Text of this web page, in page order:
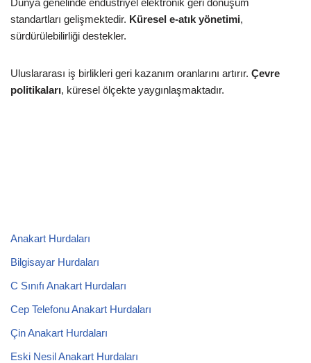
standartları gelişmektedir. Küresel e-atık yönetimi,
sürdürülebilirliği destekler.
Uluslararası iş birlikleri geri kazanım oranlarını artırır. Çevre
politikaları, küresel ölçekte yaygınlaşmaktadır.
Anakart Hurdaları
Bilgisayar Hurdaları
C Sınıfı Anakart Hurdaları
Cep Telefonu Anakart Hurdaları
Çin Anakart Hurdaları
Eski Nesil Anakart Hurdaları